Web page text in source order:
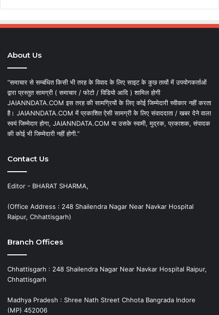
About Us
“समाचार से सम्बंधित किसी भी तरह के विवाद के लिए साइट के कुछ तत्वों में उपयोगकर्ताओं
द्वारा प्रस्तुत सामग्री ( समाचार / फोटो / विडियो आदि ) शामिल होगी
JAIANNDATA.COM इस तरह की सामग्रियों के लिए कोई जिम्मेदारी स्वीकार नहीं करता
है। JAIANNDATA.COM में प्रकाशित ऐसी सामग्री के लिए संवाददाता / खबर देने वाला
स्वयं जिम्मेदार होगा, JAIANNDATA.COM या उसके स्वामी, मुद्रक, प्रकाशक, संपादक
की कोई भी जिम्मेदारी नहीं होगी.”
Contact Us
Editor - BHARAT SHARMA,
(Office Address : 248 Shailendra Nagar Near Navkar Hospital
Raipur, Chhattisgarh)
Branch Offices
Chhattisgarh : 248 Shailendra Nagar Near Navkar Hospital Raipur,
Chhattisgarh
Madhya Pradesh : Shree Nath Street Chhota Bangrada Indore
(MP) 452006